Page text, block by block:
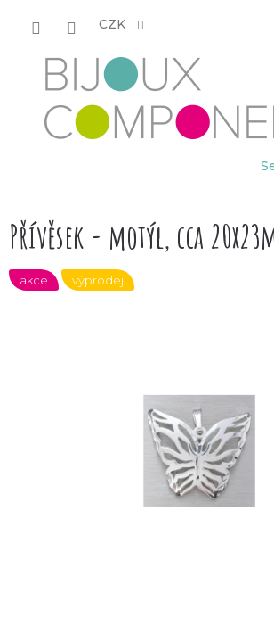
CZK
Přívěsek - motýl, cca
akce výprodej